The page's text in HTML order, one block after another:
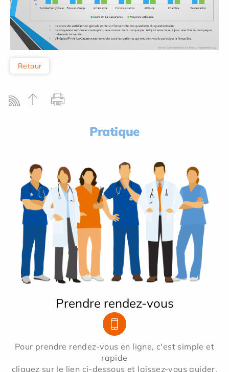
Retour
Pratique
Prendre rendez-vous
Pour prendre rendez-vous en ligne, c'est simple et
rapide
cliquez sur le lien ci-dessous et laissez-vous guider.